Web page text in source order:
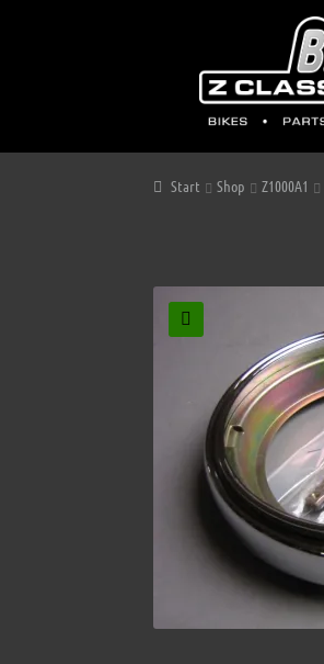
Start Shop Z1000A1